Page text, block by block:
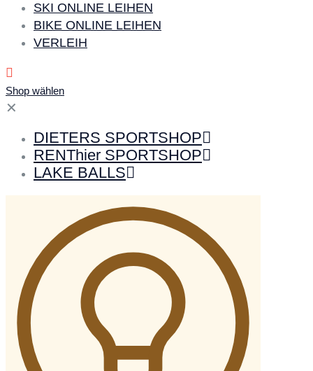
SKI ONLINE LEIHEN
BIKE ONLINE LEIHEN
VERLEIH
Shop wählen
✕
DIETERS SPORTSHOP
RENThier SPORTSHOP
LAKE BALLS